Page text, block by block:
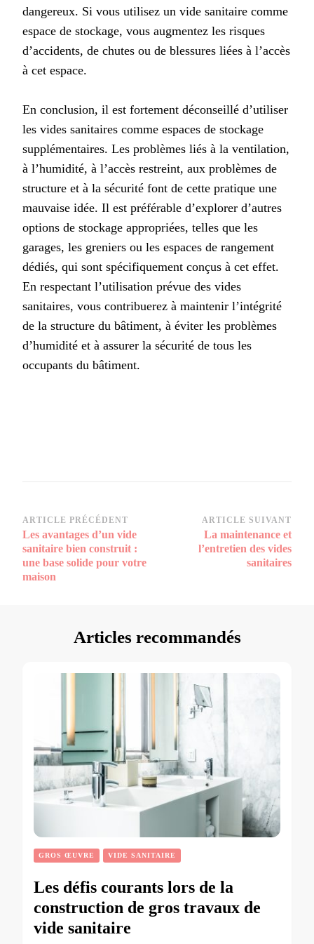
dangereux. Si vous utilisez un vide sanitaire comme
espace de stockage, vous augmentez les risques
d’accidents, de chutes ou de blessures liées à l’accès
à cet espace.
En conclusion, il est fortement déconseillé d’utiliser
les vides sanitaires comme espaces de stockage
supplémentaires. Les problèmes liés à la ventilation,
à l’humidité, à l’accès restreint, aux problèmes de
structure et à la sécurité font de cette pratique une
mauvaise idée. Il est préférable d’explorer d’autres
options de stockage appropriées, telles que les
garages, les greniers ou les espaces de rangement
dédiés, qui sont spécifiquement conçus à cet effet.
En respectant l’utilisation prévue des vides
sanitaires, vous contribuerez à maintenir l’intégrité
de la structure du bâtiment, à éviter les problèmes
d’humidité et à assurer la sécurité de tous les
occupants du bâtiment.
Navigation
d’article
ARTICLE PRÉCÉDENT
Les avantages d’un vide
sanitaire bien construit :
une base solide pour votre
maison
ARTICLE SUIVANT
La maintenance et
l’entretien des vides
sanitaires
Articles recommandés
GROS ŒUVRE VIDE SANITAIRE
Les défis courants lors de la
construction de gros travaux de
vide sanitaire